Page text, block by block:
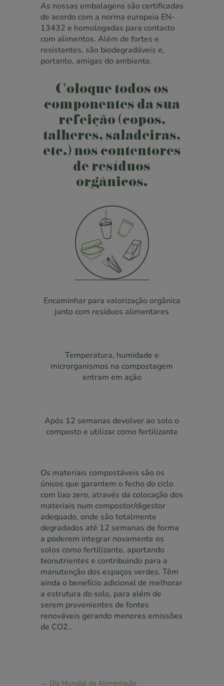
As nossas embalagens são certiﬁcadas
de acordo com a norma europeia EN-
13432 e homologadas para contacto
com alimentos. Além de fortes e
resistentes, são biodegradáveis e,
portanto, amigas do ambiente.
Coloque todos os
componentes da sua
refeição (copos,
talheres, saladeiras,
etc.) nos contentores
de resíduos
orgânicos.
Encaminhar para valorização orgânica
junto com resíduos alimentares
Temperatura, humidade e
microrganismos na compostagem
entram em ação
Após 12 semanas devolver ao solo o
composto e utilizar como fertilizante
Os materiais compostáveis são os
únicos que garantem o fecho do ciclo
com lixo zero, através da colocação dos
materiais num compostor/digestor
adequado, onde são totalmente
degradados até 12 semanas de forma
a poderem integrar novamente os
solos como fertilizante, aportando
bionutrientes e contribuindo para a
manutenção dos espaços verdes. Têm
ainda o benefício adicional de melhorar
a estrutura do solo, para além de
serem provenientes de fontes
renováveis gerando menores emissões
de CO2..
← Dia Mundial da Alimentação